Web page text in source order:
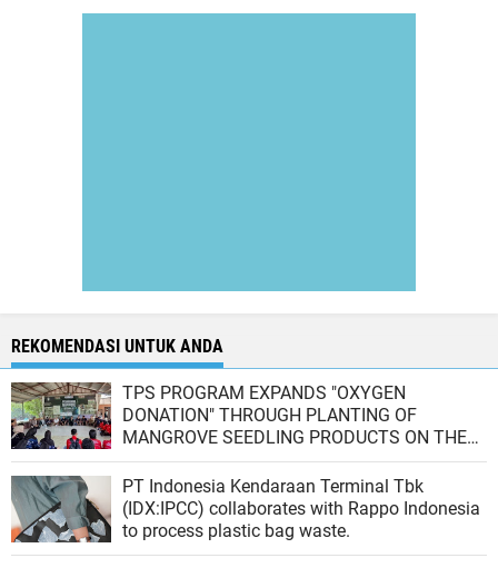
REKOMENDASI UNTUK ANDA
TPS PROGRAM EXPANDS "OXYGEN
DONATION" THROUGH PLANTING OF
MANGROVE SEEDLING PRODUCTS ON THE
GRESIK COAST
PT Indonesia Kendaraan Terminal Tbk
(IDX:IPCC) collaborates with Rappo Indonesia
to process plastic bag waste.